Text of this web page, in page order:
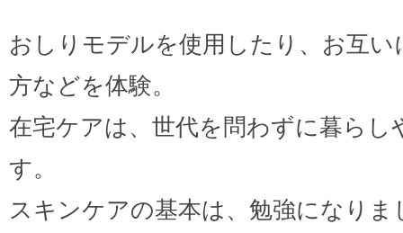
おしりモデルを使用したり、お互
方などを体験。
在宅ケアは、世代を問わずに暮らし
す。
スキンケアの基本は、勉強になりま